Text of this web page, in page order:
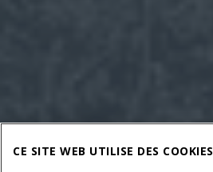
CE SITE WEB UTILISE DES COOKIES